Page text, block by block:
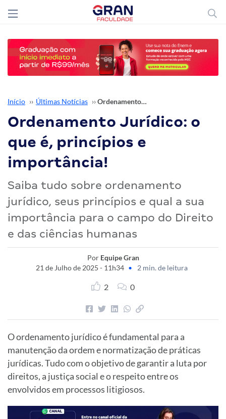
Início ›› Últimas Notícias ›› Ordenamento Jurídico: o que é, princípios e importância!
Ordenamento Jurídico: o
que é, princípios e
importância!
Saiba tudo sobre ordenamento
jurídico, seus princípios e qual a sua
importância para o campo do Direito
e das ciências humanas
Por Equipe Gran
21 de Julho de 2025 - 11h34 • 2 min. de leitura
2 0
O ordenamento jurídico é fundamental para a
manutenção da ordem e normatização de práticas
jurídicas. Tudo com o objetivo de garantir a luta por
direitos, a justiça social e o respeito entre os
envolvidos em processos litigiosos.